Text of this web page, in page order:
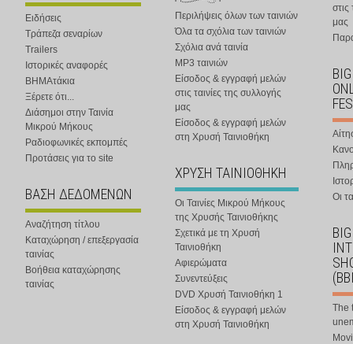
Ειδήσεις
Τράπεζα σεναρίων
Trailers
Ιστορικές αναφορές
ΒΗΜΑτάκια
Ξέρετε ότι...
Διάσημοι στην Ταινία
Μικρού Μήκους
Ραδιοφωνικές εκπομπές
Προτάσεις για το site
ΒΑΣΗ ΔΕΔΟΜΕΝΩΝ
Αναζήτηση τίτλου
Καταχώρηση / επεξεργασία
ταινίας
Βοήθεια καταχώρησης
ταινίας
Περιλήψεις όλων των ταινιών
Όλα τα σχόλια των ταινιών
Σχόλια ανά ταινία
MP3 ταινιών
Είσοδος & εγγραφή μελών
στις ταινίες της συλλογής
μας
Είσοδος & εγγραφή μελών
στη Χρυσή Ταινιοθήκη
ΧΡΥΣΗ ΤΑΙΝΙΟΘΗΚΗ
Οι Ταινίες Μικρού Μήκους
της Χρυσής Ταινιοθήκης
Σχετικά με τη Χρυσή
Ταινιοθήκη
Αφιερώματα
Συνεντεύξεις
DVD Χρυσή Ταινιοθήκη 1
Είσοδος & εγγραφή μελών
στη Χρυσή Ταινιοθήκη
στις
μας
Οι
The